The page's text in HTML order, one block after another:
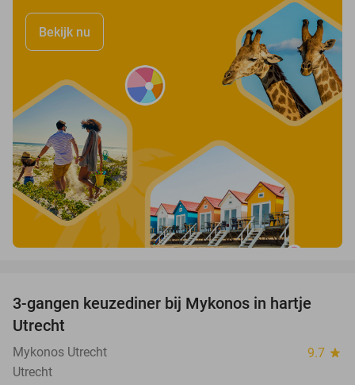
Bekijk nu
42%
3-gangen keuzediner bij Mykonos in hartje
Utrecht
Mykonos Utrecht 9.7 star
Utrecht